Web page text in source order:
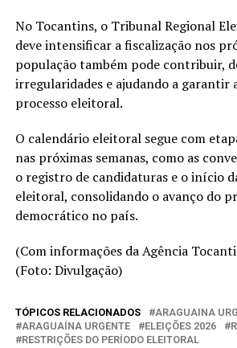
No Tocantins, o Tribunal Regional
deve intensificar a fiscalização nos
população também pode contribuir,
irregularidades e ajudando a garantir
processo eleitoral.
O calendário eleitoral segue com
nas próximas semanas, como as
o registro de candidaturas e o início
eleitoral, consolidando o avanço do
democrático no país.
(Com informações da Agência
(Foto: Divulgação)
TÓPICOS RELACIONADOS
ARAGUAINA
ARAGUAÍNA URGENTE
ELEIÇÕES 2026
RESTRIÇÕES DO PERÍODO ELEITORAL